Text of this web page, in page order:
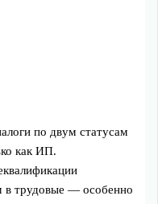
по двум статусам
как ИП.
в трудовые — особенно